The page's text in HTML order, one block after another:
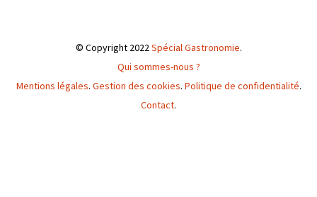
© Copyright 2022Spécial Gastronomie.
Qui sommes-nous ?
Mentions légales. Gestion des cookies. Politique de confidentialité.
Contact.